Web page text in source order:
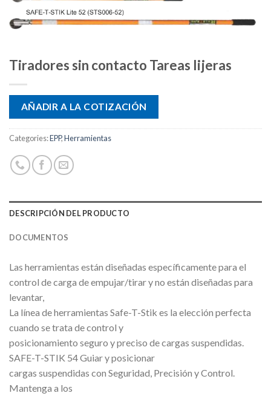
Tiradores sin contacto Tareas lijeras
AÑADIR A LA COTIZACIÓN
Categories:EPP,Herramientas
DESCRIPCIÓN DEL PRODUCTO
DOCUMENTOS
Las herramientas están diseñadas específicamente para el
control de carga de empujar/tirar y no están diseñadas para
levantar,
La línea de herramientas Safe-T-Stik es la elección perfecta
cuando se trata de control y
posicionamiento seguro y preciso de cargas suspendidas.
SAFE-T-STIK 54 Guiar y posicionar
cargas suspendidas con Seguridad, Precisión y Control.
Mantenga a los